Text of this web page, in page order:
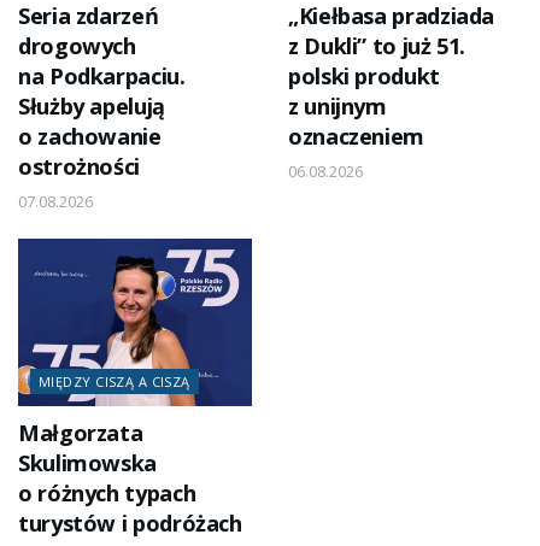
Seria zdarzeń
drogowych
na Podkarpaciu.
Służby apelują
o zachowanie
ostrożności
07.08.2026
„Kiełbasa pradziada
z Dukli” to już 51.
polski produkt
z unijnym
oznaczeniem
06.08.2026
MIĘDZY CISZĄ A CISZĄ
Małgorzata
Skulimowska
o różnych typach
turystów i podróżach